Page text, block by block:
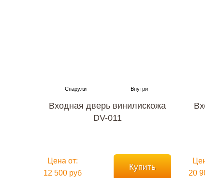
Входная дверь винилискожа
DV-011
Цена от:
12 500 руб
Купить
20